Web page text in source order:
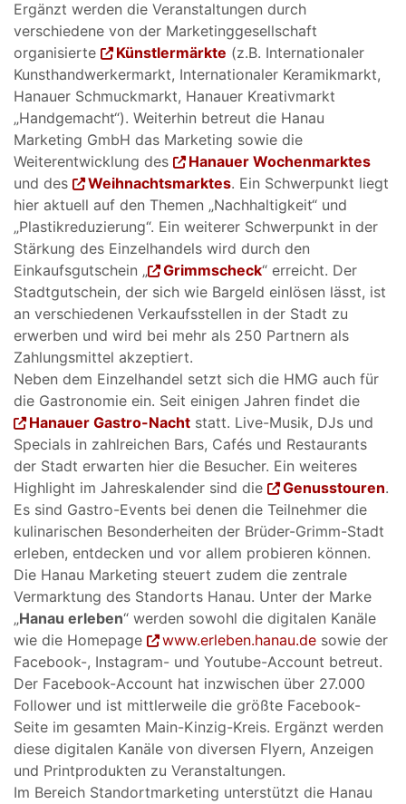
Ergänzt werden die Veranstaltungen durch
verschiedene von der Marketinggesellschaft
organisierte
Künstlermärkte (z.B. Internationaler
Kunsthandwerkermarkt, Internationaler Keramikmarkt,
Hanauer Schmuckmarkt, Hanauer Kreativmarkt
„Handgemacht“). Weiterhin betreut die Hanau
Marketing GmbH das Marketing sowie die
Weiterentwicklung des
Hanauer Wochenmarktes
und des
Weihnachtsmarktes. Ein Schwerpunkt liegt
hier aktuell auf den Themen „Nachhaltigkeit“ und
„Plastikreduzierung“. Ein weiterer Schwerpunkt in der
Stärkung des Einzelhandels wird durch den
Einkaufsgutschein „
Grimmscheck“ erreicht. Der
Stadtgutschein, der sich wie Bargeld einlösen lässt, ist
an verschiedenen Verkaufsstellen in der Stadt zu
erwerben und wird bei mehr als 250 Partnern als
Zahlungsmittel akzeptiert.
Neben dem Einzelhandel setzt sich die HMG auch für
die Gastronomie ein. Seit einigen Jahren findet die
Hanauer Gastro-Nachtstatt. Live-Musik, DJs und
Specials in zahlreichen Bars, Cafés und Restaurants
der Stadt erwarten hier die Besucher. Ein weiteres
Highlight im Jahreskalender sind die
Genusstouren.
Es sind Gastro-Events bei denen die Teilnehmer die
kulinarischen Besonderheiten der Brüder-Grimm-Stadt
erleben, entdecken und vor allem probieren können.
Die Hanau Marketing steuert zudem die zentrale
Vermarktung des Standorts Hanau. Unter der Marke
„Hanau erleben“ werden sowohl die digitalen Kanäle
wie die Homepage
www.erleben.hanau.desowie der
Facebook-, Instagram- und Youtube-Account betreut.
Der Facebook-Account hat inzwischen über 27.000
Follower und ist mittlerweile die größte Facebook-
Seite im gesamten Main-Kinzig-Kreis. Ergänzt werden
diese digitalen Kanäle von diversen Flyern, Anzeigen
und Printprodukten zu Veranstaltungen.
Im Bereich Standortmarketing unterstützt die Hanau